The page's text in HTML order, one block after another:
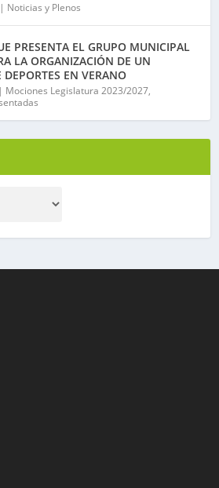
| Noticias y Plenos
PRESENTA EL GRUPO MUNICIPAL
LA ORGANIZACIÓN DE UN
DEPORTES EN VERANO
| Mociones Legislatura 2023/2027,